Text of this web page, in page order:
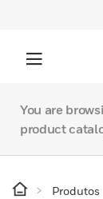
You are
product
Produtos